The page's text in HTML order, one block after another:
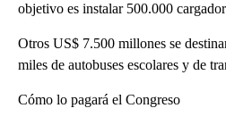
objetivo es instalar 500.000
Otros US$ 7.500 millones se
miles de autobuses escolares y de
Cómo lo pagará el Congreso